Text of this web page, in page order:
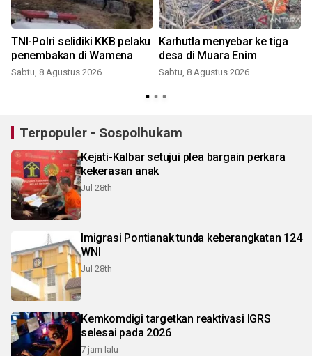
TNI-Polri selidiki KKB pelaku
penembakan di Wamena
Sabtu, 8 Agustus 2026
Karhutla menyebar ke tiga
desa di Muara Enim
Sabtu, 8 Agustus 2026
Terpopuler - Sospolhukam
Kejati-Kalbar setujui plea bargain perkara
kekerasan anak
Jul 28th
Imigrasi Pontianak tunda keberangkatan 124
WNI
Jul 28th
Kemkomdigi targetkan reaktivasi IGRS
selesai pada 2026
7 jam lalu